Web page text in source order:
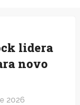
lidera
novo
2026